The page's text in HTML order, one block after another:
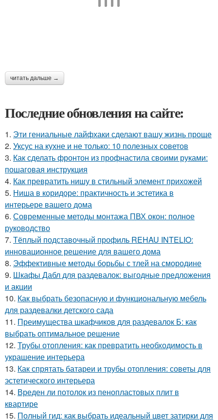
читать дальше →
Последние обновления на сайте:
1. Эти гениальные лайфхаки сделают вашу жизнь проще
2. Уксус на кухне и не только: 10 полезных советов
3. Как сделать фронтон из профнастила своими руками:
пошаговая инструкция
4. Как превратить нишу в стильный элемент прихожей
5. Ниша в коридоре: практичность и эстетика в
интерьере вашего дома
6. Современные методы монтажа ПВХ окон: полное
руководство
7. Тёплый подставочный профиль REHAU INTELIO:
инновационное решение для вашего дома
8. Эффективные методы борьбы с тлей на смородине
9. Шкафы Дабл для раздевалок: выгодные предложения
и акции
10. Как выбрать безопасную и функциональную мебель
для раздевалки детского сада
11. Преимущества шкафчиков для раздевалок Б: как
выбрать оптимальное решение
12. Трубы отопления: как превратить необходимость в
украшение интерьера
13. Как спрятать батареи и трубы отопления: советы для
эстетического интерьера
14. Вреден ли потолок из пенопластовых плит в
квартире
15. Полный гид: как выбрать идеальный цвет затирки для